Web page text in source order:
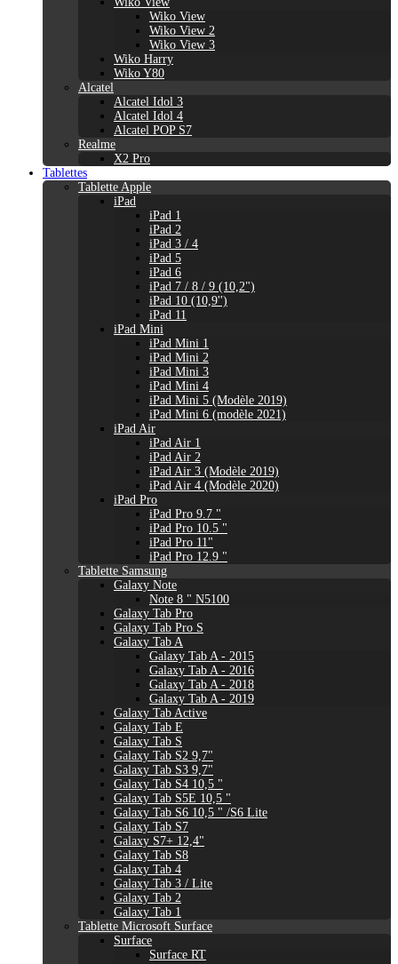
Wiko View
Wiko View 2
Wiko View 3
Wiko Harry
Wiko Y80
Alcatel
Alcatel Idol 3
Alcatel Idol 4
Alcatel POP S7
Realme
X2 Pro
Tablettes
Tablette Apple
iPad
iPad 1
iPad 2
iPad 3 / 4
iPad 5
iPad 6
iPad 7 / 8 / 9 (10,2")
iPad 10 (10,9'')
iPad 11
iPad Mini
iPad Mini 1
iPad Mini 2
iPad Mini 3
iPad Mini 4
iPad Mini 5 (Modèle 2019)
iPad Mini 6 (modèle 2021)
iPad Air
iPad Air 1
iPad Air 2
iPad Air 3 (Modèle 2019)
iPad Air 4 (Modèle 2020)
iPad Pro
iPad Pro 9.7 "
iPad Pro 10.5 "
iPad Pro 11"
iPad Pro 12.9 "
Tablette Samsung
Galaxy Note
Note 8 " N5100
Galaxy Tab Pro
Galaxy Tab Pro S
Galaxy Tab A
Galaxy Tab A - 2015
Galaxy Tab A - 2016
Galaxy Tab A - 2018
Galaxy Tab A - 2019
Galaxy Tab Active
Galaxy Tab E
Galaxy Tab S
Galaxy Tab S2 9,7"
Galaxy Tab S3 9,7"
Galaxy Tab S4 10,5 "
Galaxy Tab S5E 10,5 "
Galaxy Tab S6 10,5 " /S6 Lite
Galaxy Tab S7
Galaxy S7+ 12,4"
Galaxy Tab S8
Galaxy Tab 4
Galaxy Tab 3 / Lite
Galaxy Tab 2
Galaxy Tab 1
Tablette Microsoft Surface
Surface
Surface RT